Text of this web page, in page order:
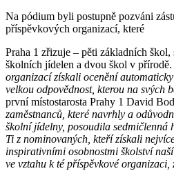
Na pódium byli postupně pozváni
příspěvkových organizací, které
Praha 1 zřizuje – pěti základních
školních jídelen a dvou škol v přírodě.
organizací získali ocenění
velkou odpovědnost, kterou na svých
první místostarosta Prahy 1 David
zaměstnanců, které navrhly a
školní jídelny, posoudila sedmičlenná
Ti z nominovaných, kteří získali
inspirativními osobnostmi školství
ve vztahu k té příspěvkové organizaci,